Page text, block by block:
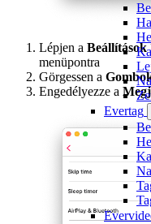
Evertag
Lépjen a Beállítások
menüpontra
Görgessen a
Engedélyezze a